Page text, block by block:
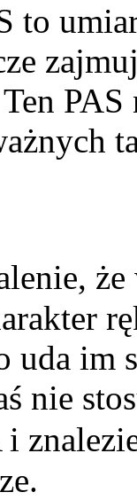
to
PAS
uda
nie